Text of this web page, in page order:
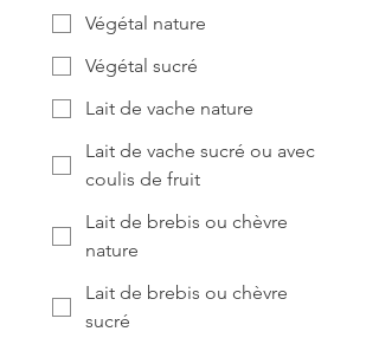
Végétal nature
Végétal sucré
Lait de vache nature
Lait de vache sucré ou avec
coulis de fruit
Lait de brebis ou chèvre
nature
Lait de brebis ou chèvre
sucré